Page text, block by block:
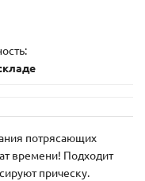
потрясающих
времени! Подходит
прическу.